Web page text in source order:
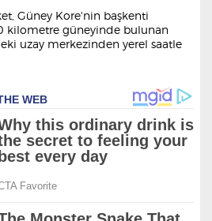
Güney Kore'nin başkenti
kilometre güneyinde bulunan
uzay merkezinden yerel saatle